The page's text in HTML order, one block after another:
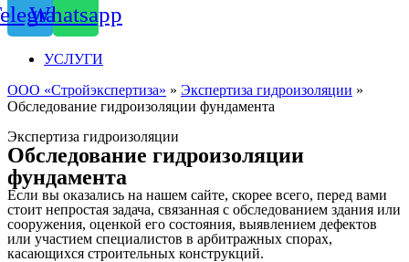
Whatsapp
УСЛУГИ
ООО «Стройэкспертиза» » Экспертиза гидроизоляции »
Обследование гидроизоляции фундамента
Экспертиза гидроизоляции
Обследование гидроизоляции
фундамента
Если вы оказались на нашем сайте, скорее всего, перед вами
стоит непростая задача, связанная с обследованием здания или
сооружения, оценкой его состояния, выявлением дефектов
или участием специалистов в арбитражных спорах,
касающихся строительных конструкций.